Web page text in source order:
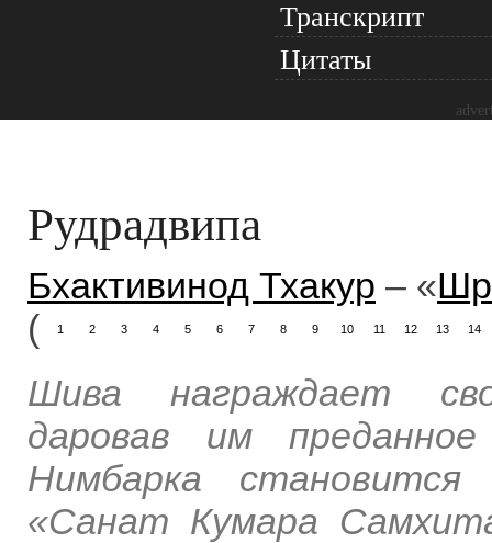
Транскрипт
Цитаты
Рудрадвипа
Бхактивинод Тхакур – «
(
1 2 3 4 5 6 7 8 9 10 11 12 13 14
Шива награждает
даровав им
Нимбарка становится
«Санат Кумара